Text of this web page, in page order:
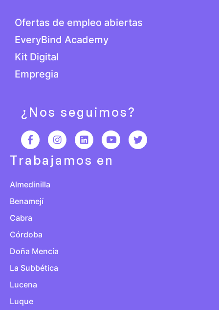
Ofertas de empleo abiertas
EveryBind Academy
Kit Digital
Empregia
¿Nos seguimos?
Trabajamos en
Almedinilla
Benamejí
Cabra
Córdoba
Doña Mencía
La Subbética
Lucena
Luque